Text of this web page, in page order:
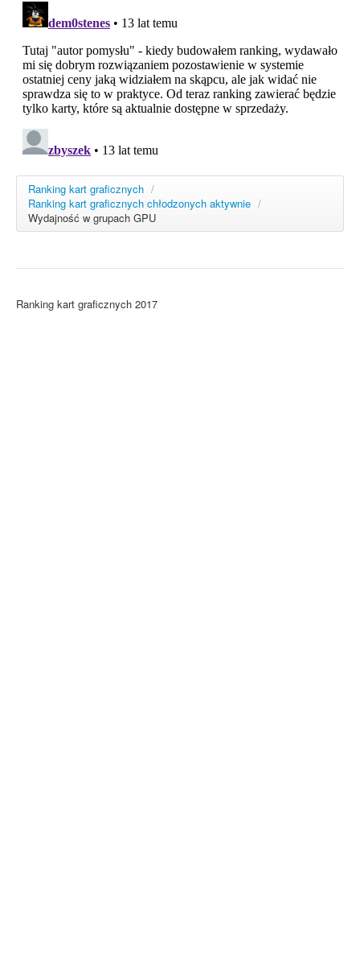
Ranking kart graficznych /
Ranking kart graficznych chłodzonych aktywnie /
Wydajność w grupach GPU
Ranking kart graficznych 2017